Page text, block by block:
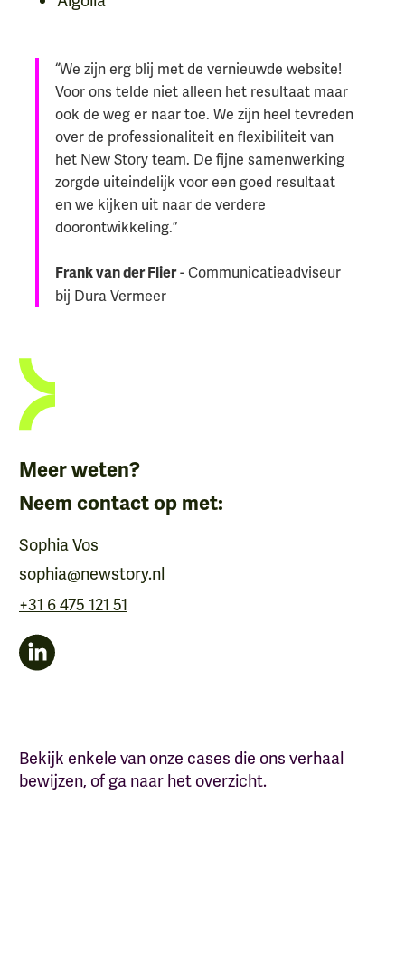
“We zijn erg blij met de vernieuwde website!
Voor ons telde niet alleen het resultaat maar
ook de weg er naar toe. We zijn heel tevreden
over de professionaliteit en flexibiliteit van
het New Story team. De fijne samenwerking
zorgde uiteindelijk voor een goed resultaat
en we kijken uit naar de verdere
doorontwikkeling.”
Frank van der Flier- Communicatieadviseur
bij Dura Vermeer
Meer weten?
Neem contact op met:
Sophia Vos
sophia@newstory.nl
+31 6 475 121 51
Bekijk enkele van onze cases die ons verhaal
bewijzen, of ga naar het overzicht.